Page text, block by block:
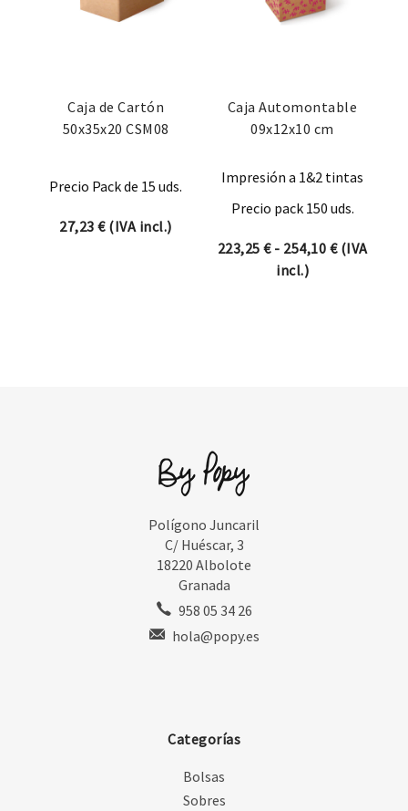
Caja de Cartón
50x35x20 CSM08
Precio Pack de 15 uds.
27,23€(IVA incl.)
Caja Automontable
09x12x10 cm
Impresión a 1&2 tintas
Precio pack 150 uds.
223,25 € - 254,10 €Rango de
(IVA
incl.)
Polígono Juncaril
C/ Huéscar, 3
18220 Albolote
Granada
958 05 34 26
hola@popy.es
Categorías
Bolsas
Sobres